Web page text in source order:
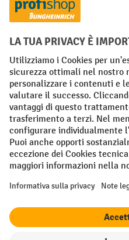
Condizioni Generali di Vendita
Dichiarazione di protezione
Impostazioni sulla privacy
All prices excl. VAT plusshipping
if not stated otherwise.
¹ Lo sconto è valido fino a
ai prezzi speciali. Non è possibile
buoni in percentuale. | ² Lo sconto
per 10 giorni e può essere
categoria di prodotto ed è fino al
elettrici, i carrelli elevatori